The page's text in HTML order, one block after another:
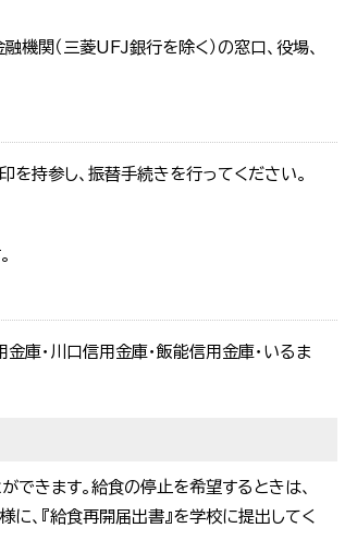
機関（三菱UFJ銀行を除く）の窓口、役場、
持参し、振替手続きを行ってください。
庫・川口信用金庫・飯能信用金庫・いるま
できます。給食の停止を希望するときは、
、『給食再開届出書』を学校に提出してく